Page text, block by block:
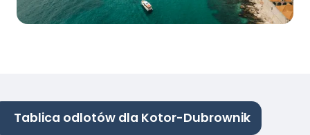
Tablica odlotów dla Kotor-Dubrownik